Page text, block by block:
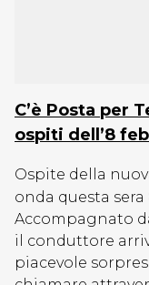
C’è Posta per
ospiti dell’8
Ospite della
onda questa
Accompagnato
il conduttore
piacevole